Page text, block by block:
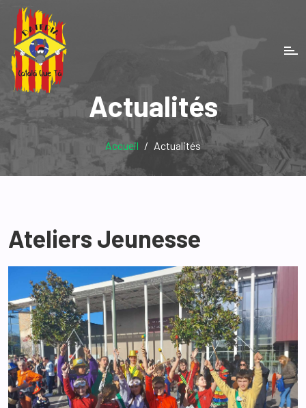
Actualités
Accueil Actualités
Ateliers Jeunesse